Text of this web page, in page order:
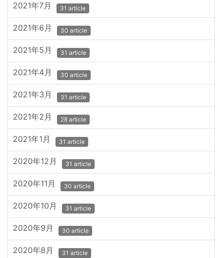
2021年7月 31 article
2021年6月 30 article
2021年5月 31 article
2021年4月 30 article
2021年3月 31 article
2021年2月 28 article
2021年1月 31 article
2020年12月 31 article
2020年11月 30 article
2020年10月 31 article
2020年9月 30 article
2020年8月 31 article